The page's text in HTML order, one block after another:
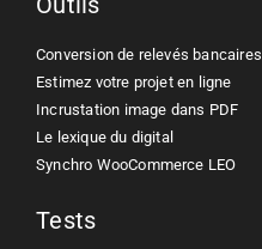
Conversion de relevés bancaires
Estimez votre projet en ligne
Incrustation image dans PDF
Le lexique du digital
Synchro WooCommerce LEO
Tests